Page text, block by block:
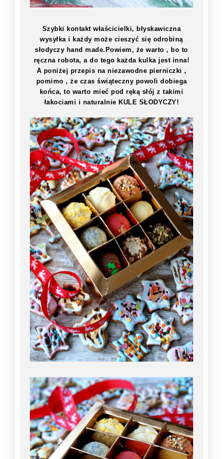
Szybki kontakt właścicielki, błyskawiczna
wysyłka i każdy może cieszyć się odrobiną
słodyczy hand made.Powiem, że warto , bo to
ręczna robota, a do tego każda kulka jest inna!
A poniżej przepis na niezawodne pierniczki ,
pomimo , że czas świąteczny powoli dobiega
końca, to warto mieć pod ręką słój z takimi
łakociami i naturalnie KULE SŁODYCZY!